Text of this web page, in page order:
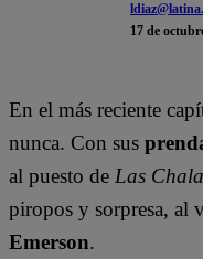
17 de
En el más reciente
nunca. Con sus
al puesto de Las
piropos y sorpresa, al
Emerson.